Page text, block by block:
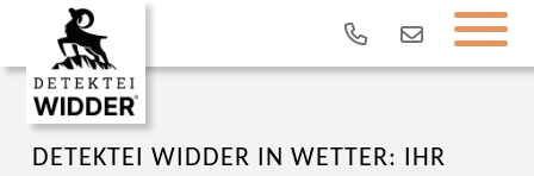
DETEKTEI WIDDER IN WETTER: IHR